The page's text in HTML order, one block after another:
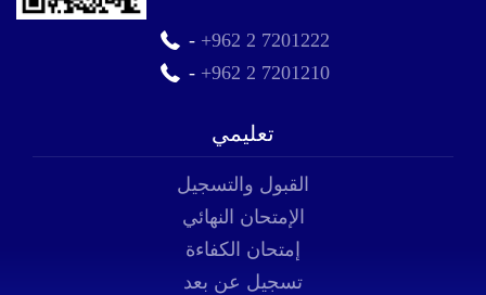
- +962 2 7201222
- +962 2 7201210
تعليمي
القبول والتسجيل
الإمتحان النهائي
إمتحان الكفاءة
تسجيل عن بعد